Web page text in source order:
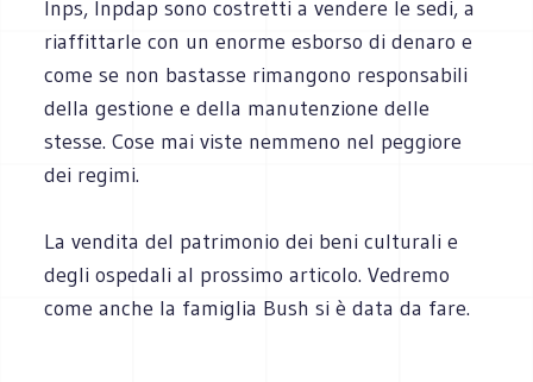
Inps, Inpdap sono costretti a vendere le sedi, a
riaffittarle con un enorme esborso di denaro e
come se non bastasse rimangono responsabili
della gestione e della manutenzione delle
stesse. Cose mai viste nemmeno nel peggiore
dei regimi.
La vendita del patrimonio dei beni culturali e
degli ospedali al prossimo articolo. Vedremo
come anche la famiglia Bush si è data da fare.